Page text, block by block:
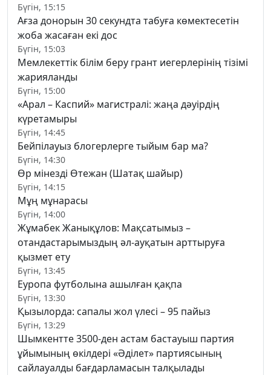
Бүгін, 15:15
Ағза донорын 30 секундта табуға көмектесетін
жоба жасаған екі дос
Бүгін, 15:03
Мемлекеттік білім беру грант иегерлерінің тізімі
жарияланды
Бүгін, 15:00
«Арал – Каспий» магистралі: жаңа дәуірдің
күретамыры
Бүгін, 14:45
Бейпілауыз блогерлерге тыйым бар ма?
Бүгін, 14:30
Өр мінезді Өтежан (Шатақ шайыр)
Бүгін, 14:15
Мұң мұнарасы
Бүгін, 14:00
Жұмабек Жанықұлов: Мақсатымыз –
отандастарымыздың әл-ауқатын арттыруға
қызмет ету
Бүгін, 13:45
Еуропа футболына ашылған қақпа
Бүгін, 13:30
Қызылорда: сапалы жол үлесі – 95 пайыз
Бүгін, 13:29
Шымкентте 3500-ден астам бастауыш партия
ұйымының өкілдері «Әділет» партиясының
сайлауалды бағдарламасын талқылады